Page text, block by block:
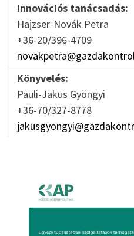
Innovációs tanácsadás:
Hajzser-Novák Petra
+36-20/396-4709
Könyvelés:
Pauli-Jakus Gyöngyi
+36-70/327-8778